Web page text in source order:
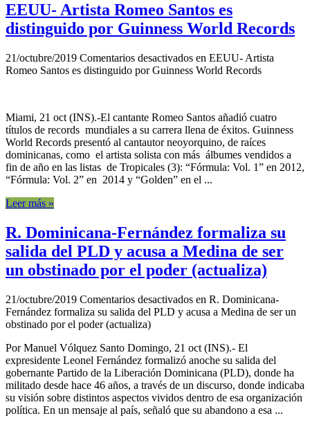
EEUU- Artista Romeo Santos es
distinguido por Guinness World Records
21/octubre/2019 Comentarios desactivados en EEUU- Artista
Romeo Santos es distinguido por Guinness World Records
Miami, 21 oct (INS).-El cantante Romeo Santos añadió cuatro
títulos de records mundiales a su carrera llena de éxitos. Guinness
World Records presentó al cantautor neoyorquino, de raíces
dominicanas, como el artista solista con más álbumes vendidos a
fin de año en las listas de Tropicales (3): “Fórmula: Vol. 1” en 2012,
“Fórmula: Vol. 2” en 2014 y “Golden” en el ...
Leer más »
R. Dominicana-Fernández formaliza su
salida del PLD y acusa a Medina de ser
un obstinado por el poder (actualiza)
21/octubre/2019 Comentarios desactivados en R. Dominicana-
Fernández formaliza su salida del PLD y acusa a Medina de ser un
obstinado por el poder (actualiza)
Por Manuel Vólquez Santo Domingo, 21 oct (INS).- El
expresidente Leonel Fernández formalizó anoche su salida del
gobernante Partido de la Liberación Dominicana (PLD), donde ha
militado desde hace 46 años, a través de un discurso, donde indicaba
su visión sobre distintos aspectos vividos dentro de esa organización
política. En un mensaje al país, señaló que su abandono a esa ...